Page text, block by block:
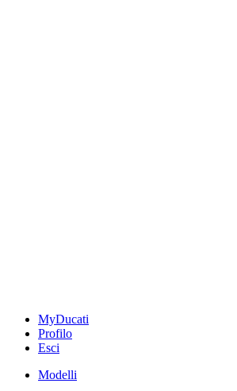
MyDucati
Profilo
Esci
Modelli